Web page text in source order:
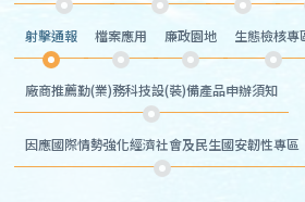
射擊通報 檔案應用 廉政園地 生態檢核專
廠商推薦勤(業)務科技設(裝)備產品申辦須知
因應國際情勢強化經濟社會及民生國安韌性專區